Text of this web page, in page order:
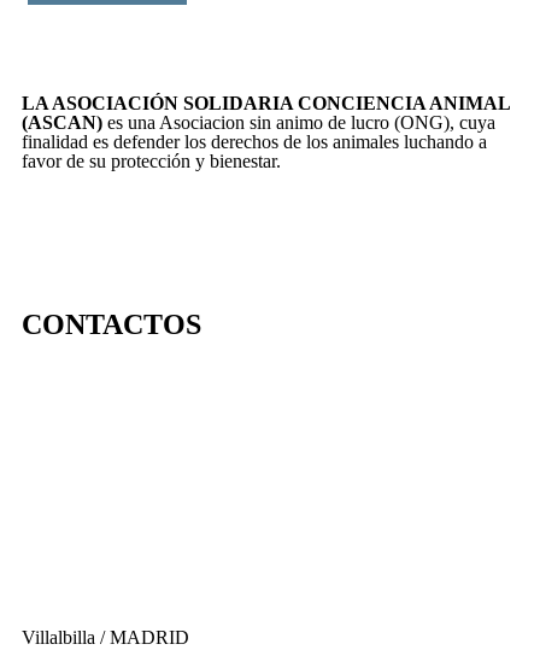
LA ASOCIACIÓN SOLIDARIA CONCIENCIA ANIMAL
(ASCAN) es una Asociacion sin animo de lucro (ONG), cuya
finalidad es defender los derechos de los animales luchando a
favor de su protección y bienestar.
CONTACTOS
Villalbilla / MADRID